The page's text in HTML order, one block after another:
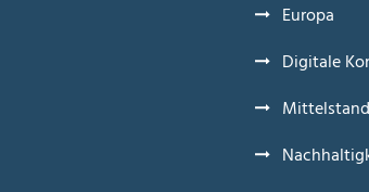
Europa
Digitale
Mittelstand